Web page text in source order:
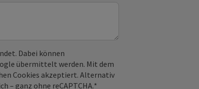
Dabei können
übermittelt werden. Mit dem
Cookies akzeptiert. Alternativ
– ganz ohne reCAPTCHA.*